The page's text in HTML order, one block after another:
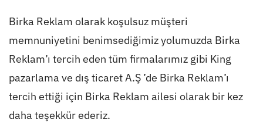
Birka Reklam olarak koşulsuz müşteri
memnuniyetini benimsediğimiz yolumuzda Birka
Reklam’ı tercih eden tüm firmalarımız gibi King
pazarlama ve dış ticaret A.Ş ’de Birka Reklam’ı
tercih ettiği için Birka Reklam ailesi olarak bir kez
daha teşekkür ederiz.